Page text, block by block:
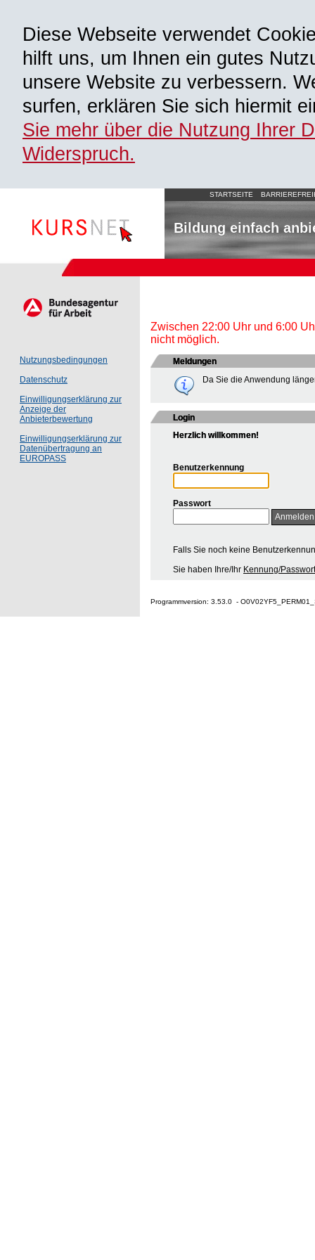
Diese Webseite verwendet
hilft uns, um Ihnen ein gutes
unsere Website zu verbessern.
surfen, erklären Sie sich hiermit
Sie mehr über die Nutzung Ihrer
Widerspruch.
STARTSEITE
Bildung einfach
Nutzungsbedingungen
Datenschutz
Einwilligungserklärung zur
Anzeige der
Anbieterbewertung
Einwilligungserklärung zur
Datenübertragung an
EUROPASS
Zwischen 22:00 Uhr und 6:00
nicht möglich.
Meldungen
Da Sie die Anwendung
Login
Herzlich willkommen!
Benutzerkennung
Passwort
Falls Sie noch keine
Sie haben Ihre/Ihr Kennung/
Programmversion: 3.53.0 -